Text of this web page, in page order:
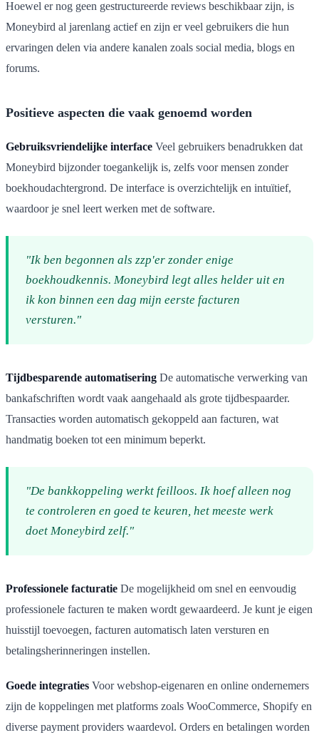
Hoewel er nog geen gestructureerde reviews beschikbaar zijn, is
Moneybird al jarenlang actief en zijn er veel gebruikers die hun
ervaringen delen via andere kanalen zoals social media, blogs en
forums.
Positieve aspecten die vaak genoemd worden
Gebruiksvriendelijke interface Veel gebruikers benadrukken dat
Moneybird bijzonder toegankelijk is, zelfs voor mensen zonder
boekhoudachtergrond. De interface is overzichtelijk en intuïtief,
waardoor je snel leert werken met de software.
"Ik ben begonnen als zzp'er zonder enige
boekhoudkennis. Moneybird legt alles helder uit en
ik kon binnen een dag mijn eerste facturen
versturen."
Tijdbesparende automatisering De automatische verwerking van
bankafschriften wordt vaak aangehaald als grote tijdbespaarder.
Transacties worden automatisch gekoppeld aan facturen, wat
handmatig boeken tot een minimum beperkt.
"De bankkoppeling werkt feilloos. Ik hoef alleen nog
te controleren en goed te keuren, het meeste werk
doet Moneybird zelf."
Professionele facturatie De mogelijkheid om snel en eenvoudig
professionele facturen te maken wordt gewaardeerd. Je kunt je eigen
huisstijl toevoegen, facturen automatisch laten versturen en
betalingsherinneringen instellen.
Goede integraties Voor webshop-eigenaren en online ondernemers
zijn de koppelingen met platforms zoals WooCommerce, Shopify en
diverse payment providers waardevol. Orders en betalingen worden